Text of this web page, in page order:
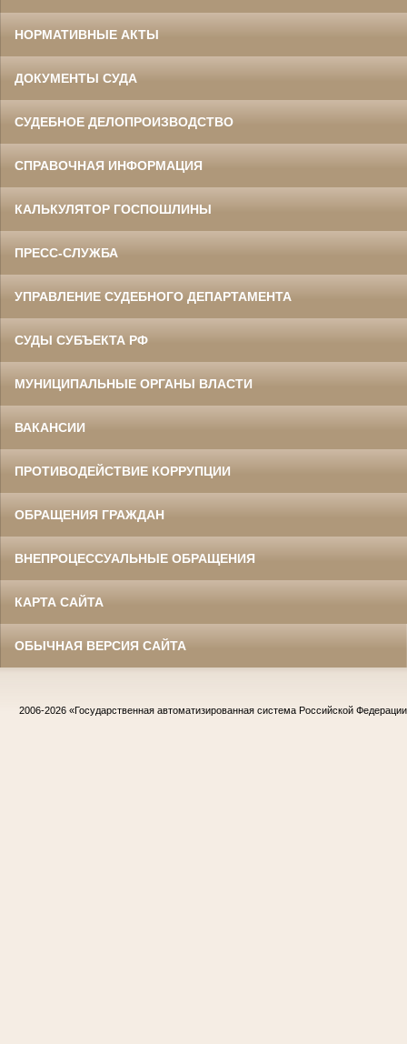
НОРМАТИВНЫЕ АКТЫ
ДОКУМЕНТЫ СУДА
СУДЕБНОЕ ДЕЛОПРОИЗВОДСТВО
СПРАВОЧНАЯ ИНФОРМАЦИЯ
КАЛЬКУЛЯТОР ГОСПОШЛИНЫ
ПРЕСС-СЛУЖБА
УПРАВЛЕНИЕ СУДЕБНОГО ДЕПАРТАМЕНТА
СУДЫ СУБЪЕКТА РФ
МУНИЦИПАЛЬНЫЕ ОРГАНЫ ВЛАСТИ
ВАКАНСИИ
ПРОТИВОДЕЙСТВИЕ КОРРУПЦИИ
ОБРАЩЕНИЯ ГРАЖДАН
ВНЕПРОЦЕССУАЛЬНЫЕ ОБРАЩЕНИЯ
КАРТА САЙТА
ОБЫЧНАЯ ВЕРСИЯ САЙТА
2006-2026 «Государственная автоматизированная система Российской